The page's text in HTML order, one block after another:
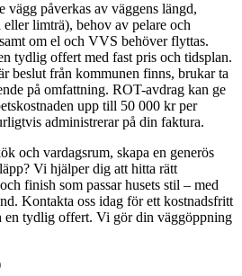
vägg påverkas av väggens längd,
limträ), behov av pelare och
om el och VVS behöver flyttas.
tydlig offert med fast pris och tidsplan.
beslut från kommunen finns, brukar ta
på omfattning. ROT-avdrag kan ge
upp till 50 000 kr per
administrerar på din faktura.
och vardagsrum, skapa en generös
Vi hjälper dig att hitta rätt
finish som passar husets stil – med
Kontakta oss idag för ett kostnadsfritt
en tydlig offert. Vi gör din väggöppning